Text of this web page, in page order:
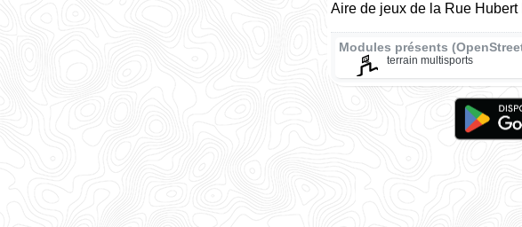
Aire de jeux de la Rue Hubert
Modules présents
terrain multisports